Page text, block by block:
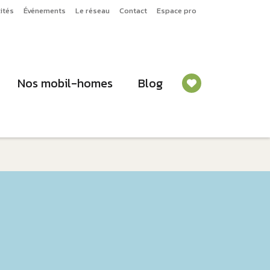
Événements Le réseau Contact Espace pro
Nos mobil-homes Blog